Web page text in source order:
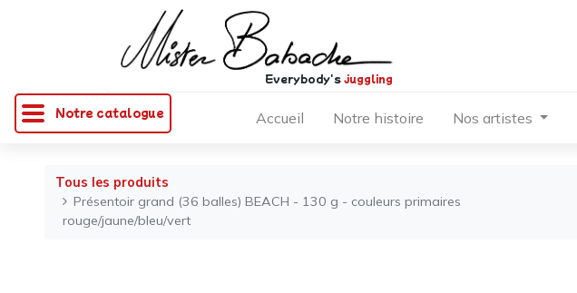
Notre catalogue
Everybody'sjuggling
Accueil Notre histoire Nos artistes
Tous les produits
Présentoir grand (36 balles) BEACH - 130 g - couleurs primaires
rouge/jaune/bleu/vert